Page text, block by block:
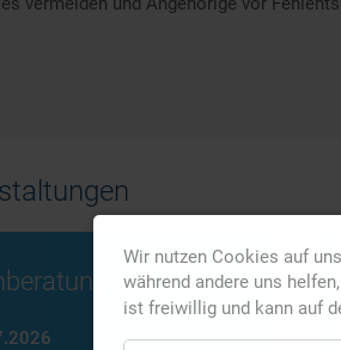
Wir nutzen Cookies auf
während andere uns
ist freiwillig und kann auf